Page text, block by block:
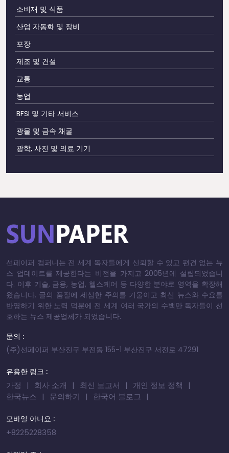
소비재 및 식품
산업 자동화 및 장비
포장
제조 및 건설
교통
농업
BFSI 및 기타 서비스
광물 및 금속 채굴
광학, 사진 및 의료 기기
선페이퍼 컴퍼니는 전 세계 독자들에게 신뢰할 수 있고 편견 없는 뉴
스 업데이트를 제공한다는 비전을 가지고 2005년에 설립되었습니
다. 이후 기술, 금융, 농업, 헬스케어 등 다양한 분야로 영역을 확장해
왔습니다. 글의 품질에 세심한 주의를 기울이고 최신 뉴스와 수요를
반영하기 위한 노력 덕분에 전 세계 여러 국가의 수백만 독자들이 선
호하는 뉴스 제공업체가 되었습니다.
문의 :
(주)선페이퍼 부산진구 부전동 155-1 부산진구 서전로 47291
유용한 링크 :
가정 회사 소개 최신 보고서
개인 정보 정책
한국뉴스
문의하기 한국어 블로그
모바일 아니요 :
+8225228358